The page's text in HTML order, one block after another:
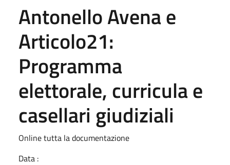
Antonello Avena e
Articolo21:
Programma
elettorale, curricula e
casellari giudiziali
Online tutta la documentazione
Data :